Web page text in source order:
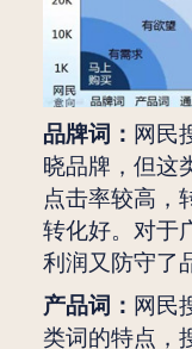
品牌词： 网民
晓品牌，但这
点击率较高，
转化好。对于
利润又防守了
产品词： 网民
类词的特点，